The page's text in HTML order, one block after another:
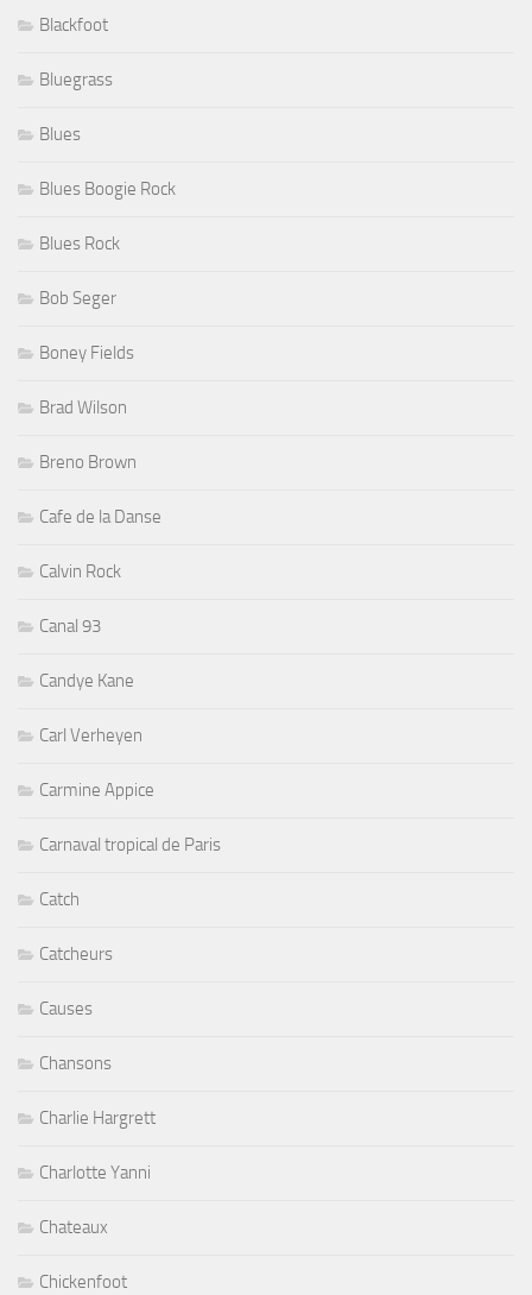
Blackfoot
Bluegrass
Blues
Blues Boogie Rock
Blues Rock
Bob Seger
Boney Fields
Brad Wilson
Breno Brown
Cafe de la Danse
Calvin Rock
Canal 93
Candye Kane
Carl Verheyen
Carmine Appice
Carnaval tropical de Paris
Catch
Catcheurs
Causes
Chansons
Charlie Hargrett
Charlotte Yanni
Chateaux
Chickenfoot